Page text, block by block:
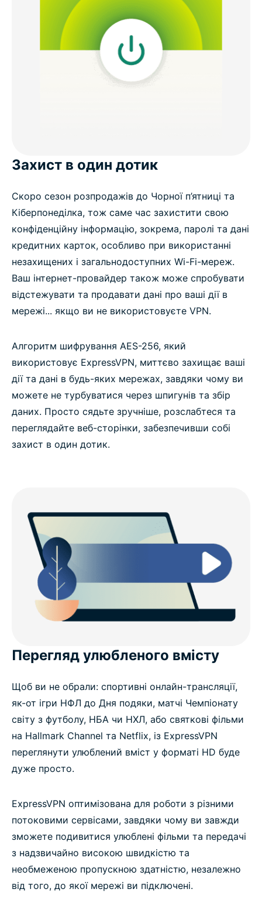
Захист в один дотик
Скоро сезон розпродажів до Чорної п’ятниці та
Кіберпонеділка, тож саме час захистити свою
конфіденційну інформацію, зокрема, паролі та дані
кредитних карток, особливо при використанні
незахищених і загальнодоступних Wi-Fi-мереж.
Ваш інтернет-провайдер також може спробувати
відстежувати та продавати дані про ваші дії в
мережі... якщо ви не використовуєте VPN.
Алгоритм шифрування AES-256, який
використовує ExpressVPN, миттєво захищає ваші
дії та дані в будь-яких мережах, завдяки чому ви
можете не турбуватися через шпигунів та збір
даних. Просто сядьте зручніше, розслабтеся та
переглядайте веб-сторінки, забезпечивши собі
захист в один дотик.
Перегляд улюбленого вмісту
Щоб ви не обрали: спортивні онлайн-трансляції,
як-от ігри НФЛ до Дня подяки, матчі Чемпіонату
світу з футболу, НБА чи НХЛ, або святкові фільми
на Hallmark Channel та Netflix, із ExpressVPN
переглянути улюблений вміст у форматі HD буде
дуже просто.
ExpressVPN оптимізована для роботи з різними
потоковими сервісами, завдяки чому ви завжди
зможете подивитися улюблені фільми та передачі
з надзвичайно високою швидкістю та
необмеженою пропускною здатністю, незалежно
від того, до якої мережі ви підключені.